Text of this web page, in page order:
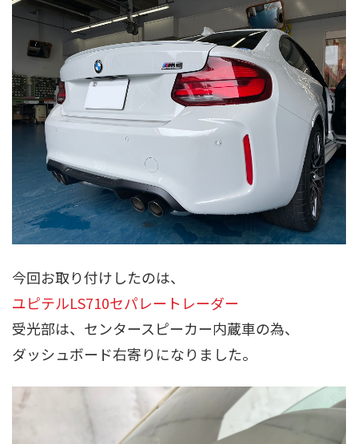
今回お取り付けしたのは、
ユピテルLS710セパレートレーダー
受光部は、センタースピーカー内蔵車の為、
ダッシュボード右寄りになりました。